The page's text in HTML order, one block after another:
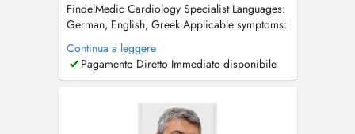
FindelMedic Cardiology Specialist Languages:
German, English, Greek Applicable symptoms:
Chest discomfort, pressure or pain /
Palpitations or irregular heartbeat / Shortness
of breath / Swollen legs or oedema /
cholesterol / Elevated blood pressure / ...
Continua a leggere
Pagamento Diretto Immediato disponibile